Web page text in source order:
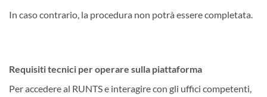
In caso contrario, la procedura non potrà essere completata.
Requisiti tecnici per operare sulla piattaforma
Per accedere al RUNTS e interagire con gli uffici competenti,